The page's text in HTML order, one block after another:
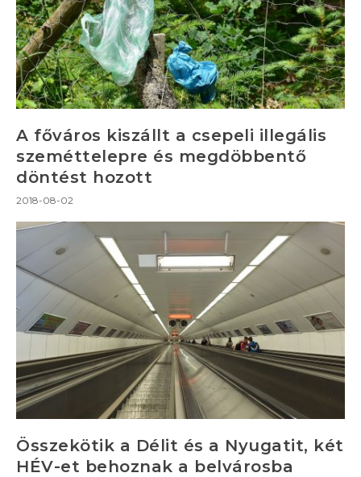
A főváros kiszállt a csepeli illegális
szeméttelepre és megdöbbentő
döntést hozott
2018-08-02
Összekötik a Délit és a Nyugatit, két
HÉV-et behoznak a belvárosba